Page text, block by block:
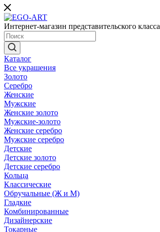
Интернет-магазин представительского класса
Каталог
Все украшения
Золото
Серебро
Женские
Мужские
Женские золото
Мужские-золото
Женские серебро
Мужские серебро
Детские
Детские золото
Детские серебро
Кольца
Классические
Обручальные (Ж и М)
Гладкие
Комбинированные
Дизайнерские
Токарные